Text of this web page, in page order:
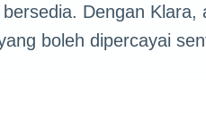
Dengan Klara,
boleh dipercayai